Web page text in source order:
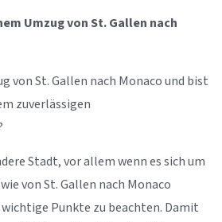
Umzug von St. Gallen nach
von St. Gallen nach Monaco und bist
zuverlässigen
Stadt, vor allem wenn es sich um
von St. Gallen nach Monaco
Punkte zu beachten. Damit